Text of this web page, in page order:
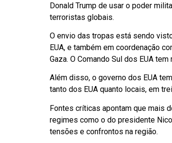
Donald Trump de usar o poder
terroristas globais.
O envio das tropas está sendo
EUA, e também em coordenação
Gaza. O Comando Sul dos EUA
Além disso, o governo dos EUA
tanto dos EUA quanto locais, em
Fontes críticas apontam que mais
regimes como o do presidente
tensões e confrontos na região.